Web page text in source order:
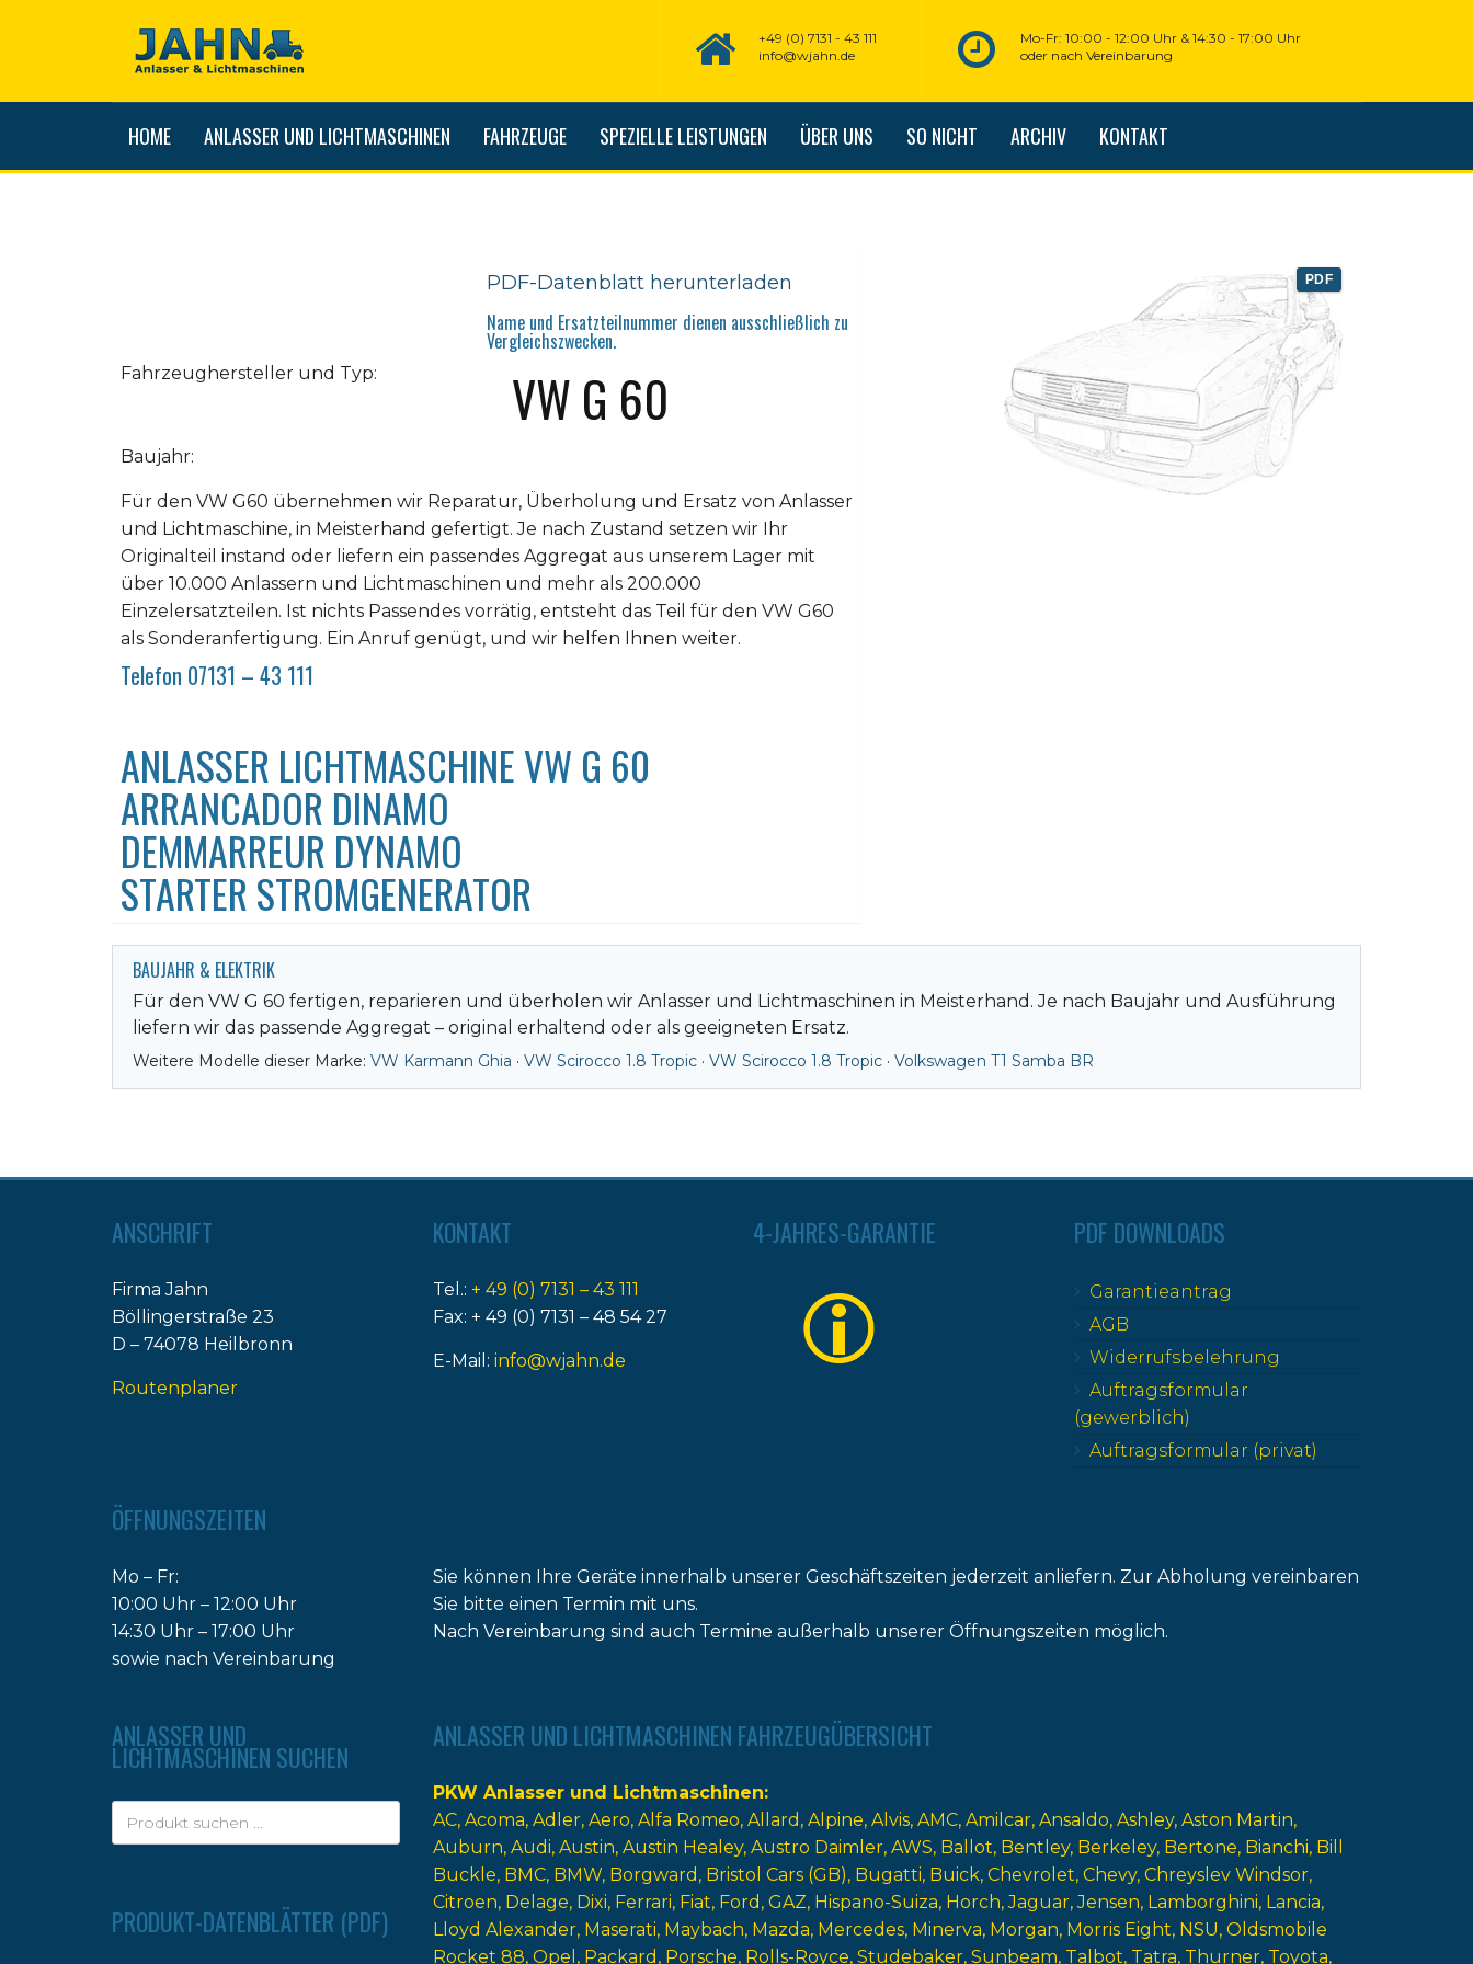
Mo-Fr: 10:00 - 12:00 Uhr & 14:30 - 17:00 Uhr
oder nach Vereinbarung
+49 (0) 7131 - 43 111
info@wjahn.de
HOME ANLASSER UND LICHTMASCHINEN FAHRZEUGE SPEZIELLE LEISTUNGEN ÜBER UNS SO NICHT ARCHIV KONTAKT
PDF
PDF-Datenblatt herunterladen
Name und Ersatzteilnummer dienen ausschließlich zu
Vergleichszwecken.
Fahrzeughersteller und Typ: VW G 60
Baujahr:
Für den VW G60 übernehmen wir Reparatur, Überholung und Ersatz von Anlasser
und Lichtmaschine, in Meisterhand gefertigt. Je nach Zustand setzen wir Ihr
Originalteil instand oder liefern ein passendes Aggregat aus unserem Lager mit
über 10.000 Anlassern und Lichtmaschinen und mehr als 200.000
Einzelersatzteilen. Ist nichts Passendes vorrätig, entsteht das Teil für den VW G60
als Sonderanfertigung. Ein Anruf genügt, und wir helfen Ihnen weiter.
Telefon 07131 – 43 111
ANLASSER LICHTMASCHINE VW G 60
ARRANCADOR DINAMO
DEMMARREUR DYNAMO
STARTER STROMGENERATOR
BAUJAHR & ELEKTRIK
Für den VW G 60 fertigen, reparieren und überholen wir Anlasser und Lichtmaschinen in Meisterhand. Je nach Baujahr und Ausführung
liefern wir das passende Aggregat – original erhaltend oder als geeigneten Ersatz.
Weitere Modelle dieser Marke: VW Karmann Ghia · VW Scirocco 1.8 Tropic · VW Scirocco 1.8 Tropic · Volkswagen T1 Samba BR
ANSCHRIFT
Firma Jahn
Böllingerstraße 23
D – 74078 Heilbronn
Routenplaner
KONTAKT
Tel.: + 49 (0) 7131 – 43 111
Fax: + 49 (0) 7131 – 48 54 27
E-Mail: info@wjahn.de
4-JAHRES-GARANTIE PDF DOWNLOADS
Garantieantrag
AGB
Widerrufsbelehrung
Auftragsformular
(gewerblich)
Auftragsformular (privat)
ÖFFNUNGSZEITEN
Mo – Fr:
10:00 Uhr – 12:00 Uhr
14:30 Uhr – 17:00 Uhr
sowie nach Vereinbarung
Sie können Ihre Geräte innerhalb unserer Geschäftszeiten jederzeit anliefern. Zur Abholung vereinbaren
Sie bitte einen Termin mit uns.
Nach Vereinbarung sind auch Termine außerhalb unserer Öffnungszeiten möglich.
ANLASSER UND
LICHTMASCHINEN SUCHEN
PRODUKT-DATENBLÄTTER (PDF)
ANLASSER UND LICHTMASCHINEN FAHRZEUGÜBERSICHT
PKW Anlasser und Lichtmaschinen
AC Acoma Adler Aero Alfa Romeo Allard Alpine Alvis AMC Amilcar Ansaldo Ashley Aston Martin
Auburn Audi Austin Austin Healey Austro Daimler AWS Ballot Bentley Berkeley Bertone Bianchi Bill
Buckle BMC BMW Borgward Bristol Cars (GB) Bugatti Buick Chevrolet Chevy Chreyslev Windsor
Citroen Delage Dixi Ferrari Fiat Ford GAZ Hispano-Suiza Horch Jaguar Jensen Lamborghini Lancia
Lloyd Alexander Maserati Maybach Mazda Mercedes Minerva Morgan Morris Eight NSU Oldsmobile
Rocket 88 Opel Packard Porsche Rolls-Royce Studebaker Sunbeam Talbot Tatra Thurner Toyota